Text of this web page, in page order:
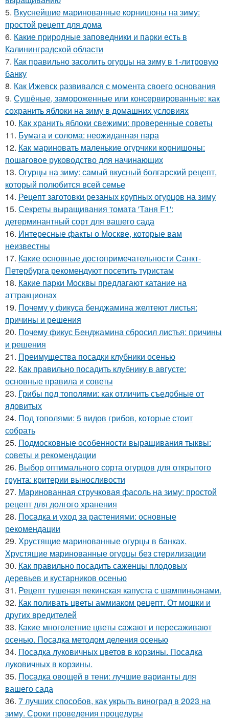
5. Вкуснейшие маринованные корнишоны на зиму:
простой рецепт для дома
6. Какие природные заповедники и парки есть в
Калининградской области
7. Как правильно засолить огурцы на зиму в 1-литровую
банку
8. Как Ижевск развивался с момента своего основания
9. Сушёные, замороженные или консервированные: как
сохранить яблоки на зиму в домашних условиях
10. Как хранить яблоки свежими: проверенные советы
11. Бумага и солома: неожиданная пара
12. Как мариновать маленькие огурчики корнишоны:
пошаговое руководство для начинающих
13. Огурцы на зиму: самый вкусный болгарский рецепт,
который полюбится всей семье
14. Рецепт заготовки резаных крупных огурцов на зиму
15. Секреты выращивания томата 'Таня F1':
детерминантный сорт для вашего сада
16. Интересные факты о Москве, которые вам
неизвестны
17. Какие основные достопримечательности Санкт-
Петербурга рекомендуют посетить туристам
18. Какие парки Москвы предлагают катание на
аттракционах
19. Почему у фикуса бенджамина желтеют листья:
причины и решения
20. Почему фикус Бенджамина сбросил листья: причины
и решения
21. Преимущества посадки клубники осенью
22. Как правильно посадить клубнику в августе:
основные правила и советы
23. Грибы под тополями: как отличить съедобные от
ядовитых
24. Под тополями: 5 видов грибов, которые стоит
собрать
25. Подмосковные особенности выращивания тыквы:
советы и рекомендации
26. Выбор оптимального сорта огурцов для открытого
грунта: критерии выносливости
27. Маринованная стручковая фасоль на зиму: простой
рецепт для долгого хранения
28. Посадка и уход за растениями: основные
рекомендации
29. Хрустящие маринованные огурцы в банках.
Хрустящие маринованные огурцы без стерилизации
30. Как правильно посадить саженцы плодовых
деревьев и кустарников осенью
31. Рецепт тушеная пекинская капуста с шампиньонами.
32. Как поливать цветы аммиаком рецепт. От мошки и
других вредителей
33. Какие многолетние цветы сажают и пересаживают
осенью. Посадка методом деления осенью
34. Посадка луковичных цветов в корзины. Посадка
луковичных в корзины.
35. Посадка овощей в тени: лучшие варианты для
вашего сада
36. 7 лучших способов, как укрыть виноград в 2023 на
зиму. Сроки проведения процедуры